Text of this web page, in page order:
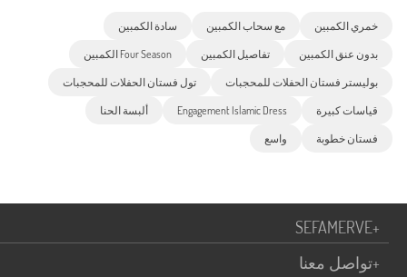
خمري الكمبين مع سحاب الكمبين سادة الكمبين
بدون عنق الكمبين تفاصيل الكمبين Four Season الكمبين
بوليستر فستان الحفلات للمحجبات تول فستان الحفلات للمحجبات
قياسات كبيرة Engagement Islamic Dress ألبسة الحنا
فستان خطوبة واسع
SEFAMERVE+
تواصل معنا+